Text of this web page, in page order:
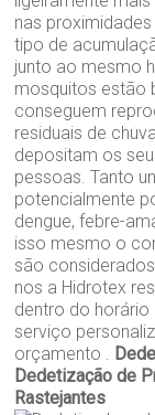
nas
tipo de
junto ao mesmo
mosquitos estão
conseguem
residuais de
depositam os
pessoas. Tanto
potencialmente
dengue, febre-
isso mesmo o
são
nos a Hidrotex
dentro do
serviço
orçamento .
Dedetização de
Rastejantes